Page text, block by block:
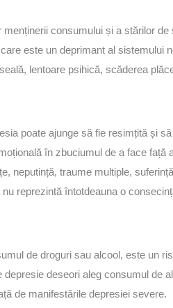
consumului și a stărilor
este un deprimant al sistemului
lentoare psihică, scăderea
poate ajunge să fie resimțită și
în zbuciumul de a face față
neputință, traume multiple,
reprezintă întotdeauna o
de droguri sau alcool, este un
deseori aleg consumul de
de manifestările depresiei severe.